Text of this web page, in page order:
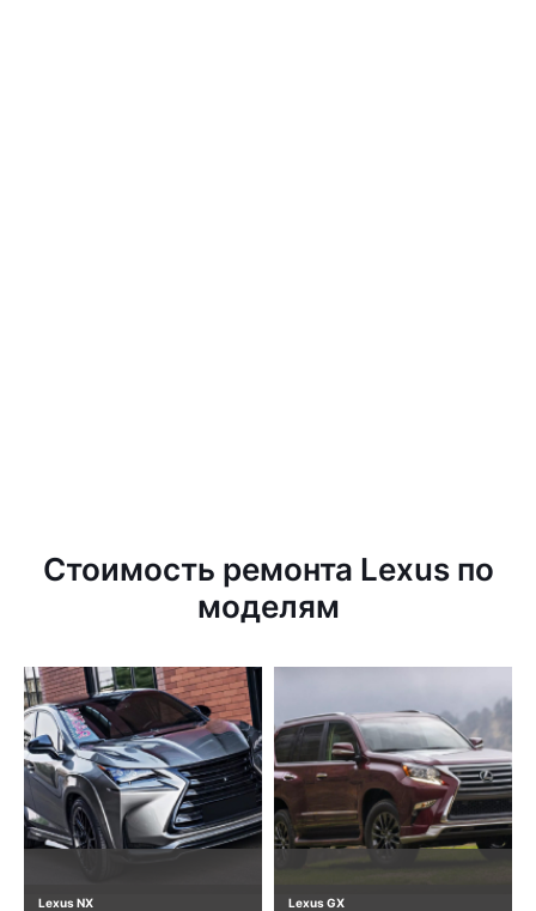
Стоимость ремонта Lexus по
моделям
Lexus NX Lexus GX